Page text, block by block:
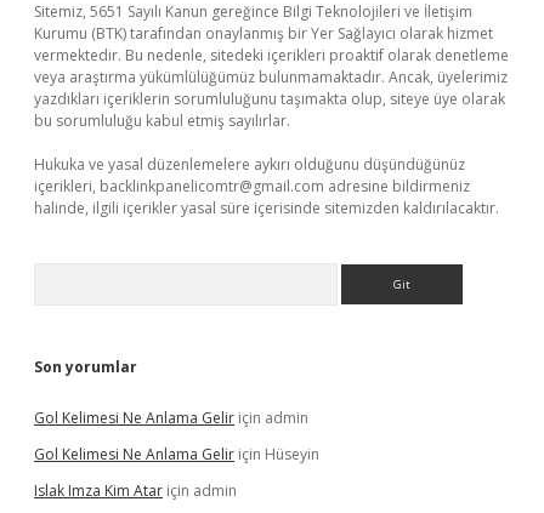
Sitemiz, 5651 Sayılı Kanun gereğince Bilgi Teknolojileri ve İletişim
Kurumu (BTK) tarafından onaylanmış bir Yer Sağlayıcı olarak hizmet
vermektedir. Bu nedenle, sitedeki içerikleri proaktif olarak denetleme
veya araştırma yükümlülüğümüz bulunmamaktadır. Ancak, üyelerimiz
yazdıkları içeriklerin sorumluluğunu taşımakta olup, siteye üye olarak
bu sorumluluğu kabul etmiş sayılırlar.
Hukuka ve yasal düzenlemelere aykırı olduğunu düşündüğünüz
içerikleri, backlinkpanelicomtr@gmail.com adresine bildirmeniz
halinde, ilgili içerikler yasal süre içerisinde sitemizden kaldırılacaktır.
Son yorumlar
Gol Kelimesi Ne Anlama Gelir için admin
Gol Kelimesi Ne Anlama Gelir için Hüseyin
Islak Imza Kim Atar için admin